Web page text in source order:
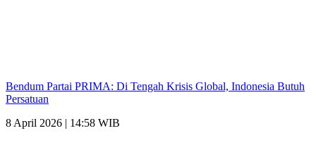
Bendum Partai PRIMA: Di Tengah Krisis Global, Indonesia Butuh
Persatuan
8 April 2026 | 14:58 WIB